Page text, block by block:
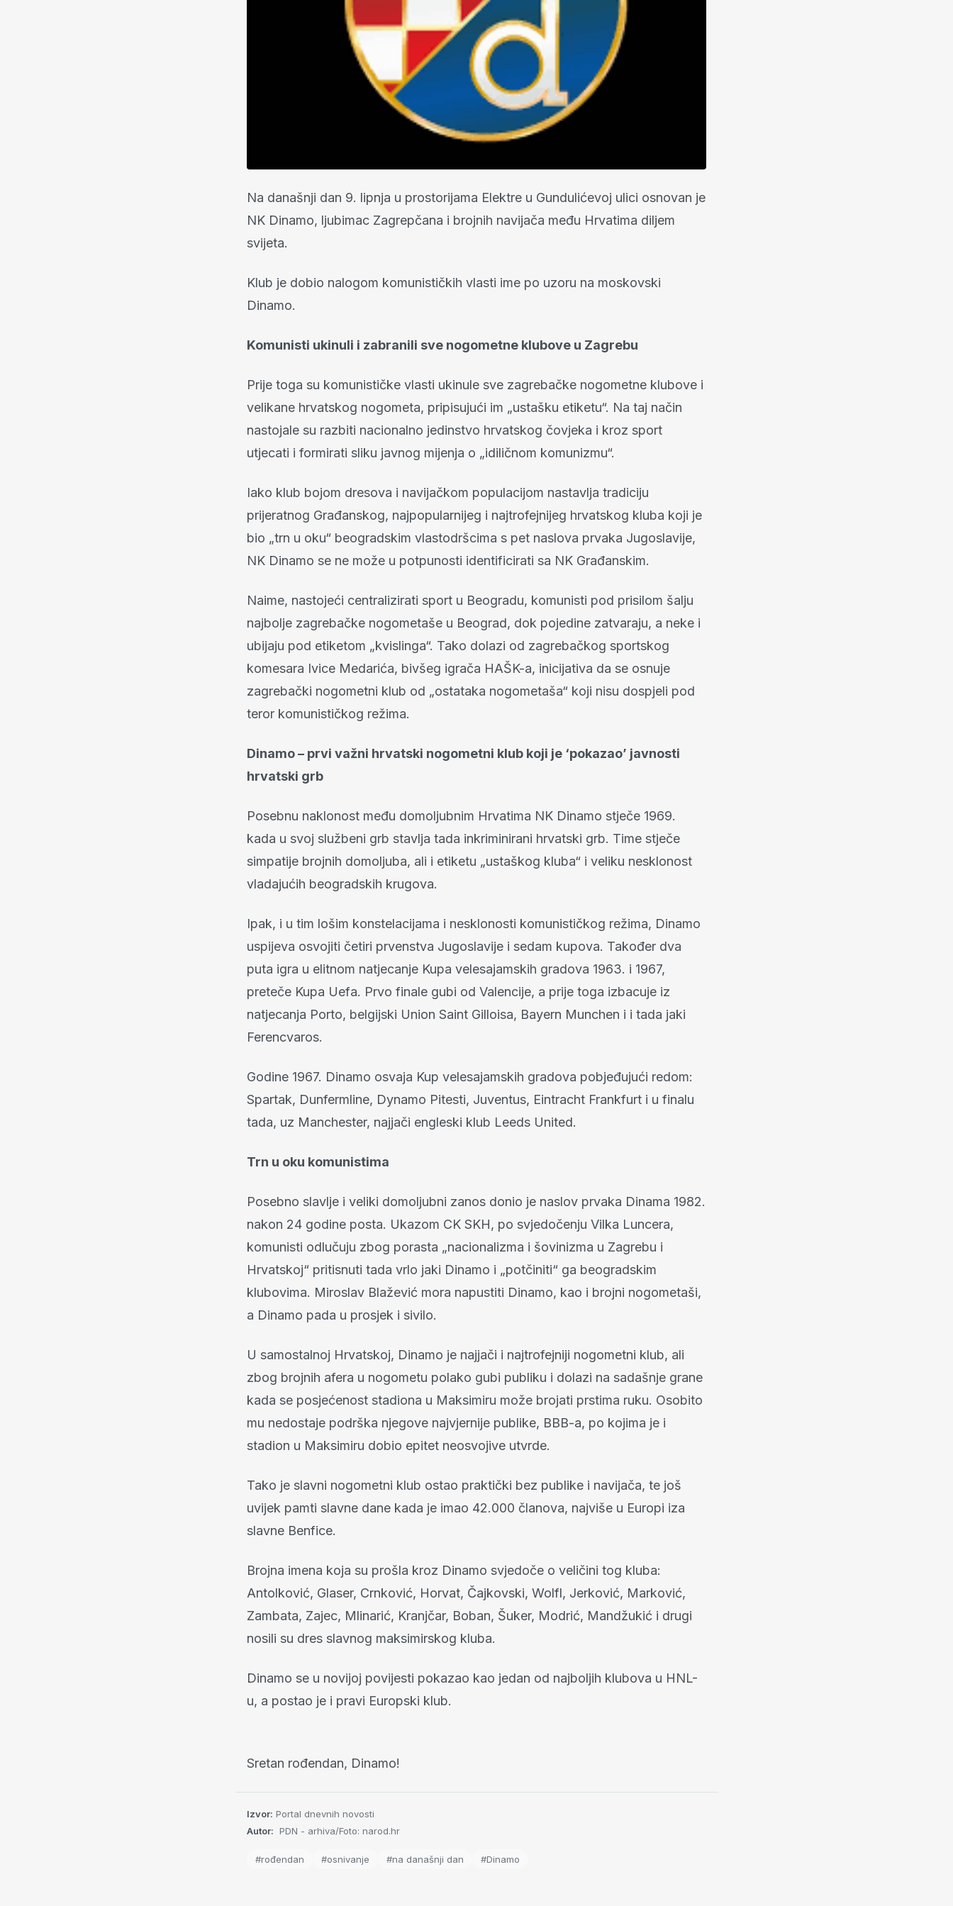
Na današnji dan 9. lipnja u prostorijama Elektre u Gundulićevoj ulici osnovan je
NK Dinamo, ljubimac Zagrepčana i brojnih navijača među Hrvatima diljem
svijeta.
Klub je dobio nalogom komunističkih vlasti ime po uzoru na moskovski
Dinamo.
Komunisti ukinuli i zabranili sve nogometne klubove u Zagrebu
Prije toga su komunističke vlasti ukinule sve zagrebačke nogometne klubove i
velikane hrvatskog nogometa, pripisujući im „ustašku etiketu“. Na taj način
nastojale su razbiti nacionalno jedinstvo hrvatskog čovjeka i kroz sport
utjecati i formirati sliku javnog mijenja o „idiličnom komunizmu“.
Iako klub bojom dresova i navijačkom populacijom nastavlja tradiciju
prijeratnog Građanskog, najpopularnijeg i najtrofejnijeg hrvatskog kluba koji je
bio „trn u oku“ beogradskim vlastodršcima s pet naslova prvaka Jugoslavije,
NK Dinamo se ne može u potpunosti identificirati sa NK Građanskim.
Naime, nastojeći centralizirati sport u Beogradu, komunisti pod prisilom šalju
najbolje zagrebačke nogometaše u Beograd, dok pojedine zatvaraju, a neke i
ubijaju pod etiketom „kvislinga“. Tako dolazi od zagrebačkog sportskog
komesara Ivice Medarića, bivšeg igrača HAŠK-a, inicijativa da se osnuje
zagrebački nogometni klub od „ostataka nogometaša“ koji nisu dospjeli pod
teror komunističkog režima.
Dinamo – prvi važni hrvatski nogometni klub koji je ‘pokazao’ javnosti
hrvatski grb
Posebnu naklonost među domoljubnim Hrvatima NK Dinamo stječe 1969.
kada u svoj službeni grb stavlja tada inkriminirani hrvatski grb. Time stječe
simpatije brojnih domoljuba, ali i etiketu „ustaškog kluba“ i veliku nesklonost
vladajućih beogradskih krugova.
Ipak, i u tim lošim konstelacijama i nesklonosti komunističkog režima, Dinamo
uspijeva osvojiti četiri prvenstva Jugoslavije i sedam kupova. Također dva
puta igra u elitnom natjecanje Kupa velesajamskih gradova 1963. i 1967,
preteče Kupa Uefa. Prvo finale gubi od Valencije, a prije toga izbacuje iz
natjecanja Porto, belgijski Union Saint Gilloisa, Bayern Munchen i i tada jaki
Ferencvaros.
Godine 1967. Dinamo osvaja Kup velesajamskih gradova pobjeđujući redom:
Spartak, Dunfermline, Dynamo Pitesti, Juventus, Eintracht Frankfurt i u finalu
tada, uz Manchester, najjači engleski klub Leeds United.
Trn u oku komunistima
Posebno slavlje i veliki domoljubni zanos donio je naslov prvaka Dinama 1982.
nakon 24 godine posta. Ukazom CK SKH, po svjedočenju Vilka Luncera,
komunisti odlučuju zbog porasta „nacionalizma i šovinizma u Zagrebu i
Hrvatskoj“ pritisnuti tada vrlo jaki Dinamo i „potčiniti“ ga beogradskim
klubovima. Miroslav Blažević mora napustiti Dinamo, kao i brojni nogometaši,
a Dinamo pada u prosjek i sivilo.
U samostalnoj Hrvatskoj, Dinamo je najjači i najtrofejniji nogometni klub, ali
zbog brojnih afera u nogometu polako gubi publiku i dolazi na sadašnje grane
kada se posjećenost stadiona u Maksimiru može brojati prstima ruku. Osobito
mu nedostaje podrška njegove najvjernije publike, BBB-a, po kojima je i
stadion u Maksimiru dobio epitet neosvojive utvrde.
Tako je slavni nogometni klub ostao praktički bez publike i navijača, te još
uvijek pamti slavne dane kada je imao 42.000 članova, najviše u Europi iza
slavne Benfice.
Brojna imena koja su prošla kroz Dinamo svjedoče o veličini tog kluba:
Antolković, Glaser, Crnković, Horvat, Čajkovski, Wolfl, Jerković, Marković,
Zambata, Zajec, Mlinarić, Kranjčar, Boban, Šuker, Modrić, Mandžukić i drugi
nosili su dres slavnog maksimirskog kluba.
Dinamo se u novijoj povijesti pokazao kao jedan od najboljih klubova u HNL-
u, a postao je i pravi Europski klub.
Sretan rođendan, Dinamo!
Izvor: Portal dnevnih novosti
Autor: PDN - arhiva/Foto: narod.hr
#rođendan #osnivanje #na današnji dan #Dinamo